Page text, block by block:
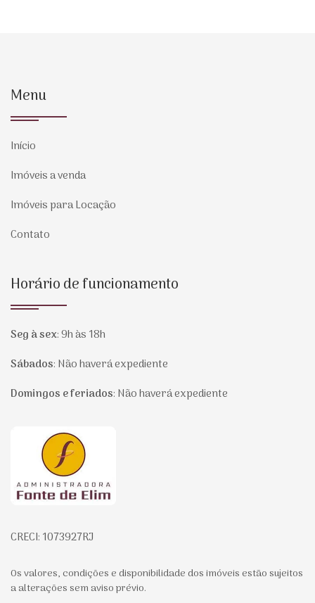
Menu
Início
Imóveis a venda
Imóveis para Locação
Contato
Horário de funcionamento
Seg à sex:9h às 18h
Sábados: Não haverá expediente
Domingos e feriados: Não haverá expediente
Página inicial
CRECI: 1073927RJ
Os valores, condições e disponibilidade dos imóveis estão sujeitos
a alterações sem aviso prévio.